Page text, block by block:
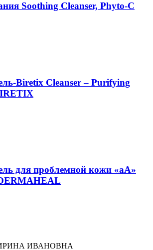
Soothing Cleanser, Phyto-C
Biretix Cleanser – Purifying
для проблемной кожи «аА»
ИВАНОВНА